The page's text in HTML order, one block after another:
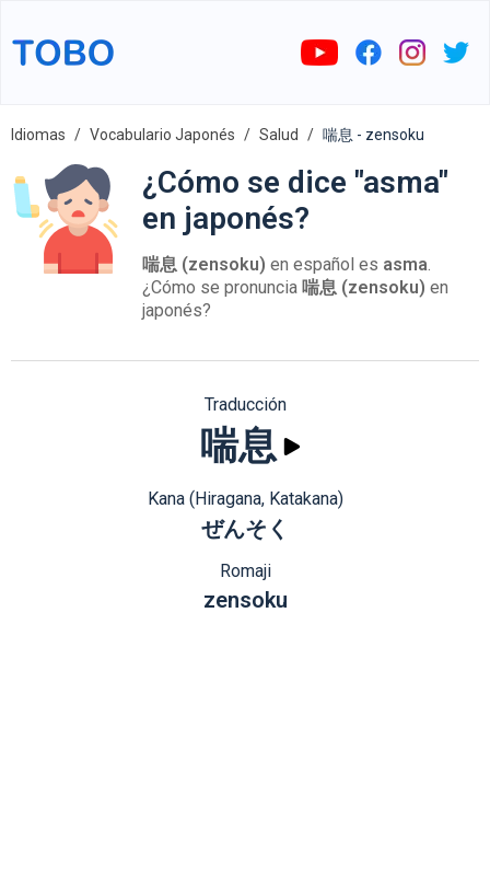
Idiomas Vocabulario Japonés Salud 喘息 - zensoku
¿Cómo se dice "asma"
en japonés?
喘息 (zensoku) en español es asma.
¿Cómo se pronuncia 喘息 (zensoku) en
japonés?
Traducción
喘息
Kana (Hiragana, Katakana)
ぜんそく
Romaji
zensoku